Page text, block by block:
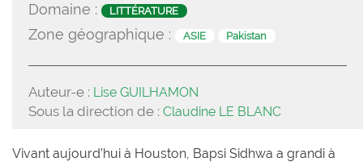
Domaine : LITTÉRATURE
Zone géographique : ASIE Pakistan
Auteur-e : Lise GUILHAMON
Sous la direction de : Claudine LE BLANC
Vivant aujourd’hui à Houston, Bapsi Sidhwa a grandi à